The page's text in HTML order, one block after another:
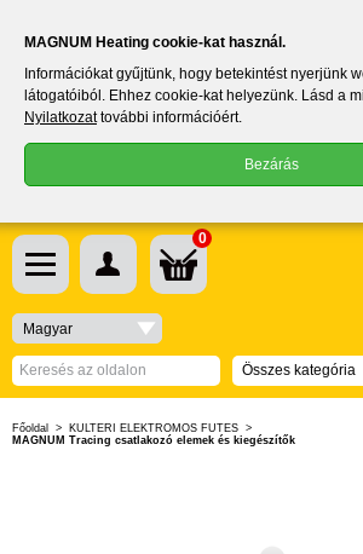
0
Összes kategória
Magyar
Főoldal > KÜLTÉRI ELEKTROMOS FŰTÉS >
MAGNUM Tracing csatlakozó elemek és kiegészítők
MAGNUM Heating cookie-kat használ.
Információkat gyűjtünk, hogy betekintést nyerjünk
látogatóiból. Ehhez cookie-kat helyezünk. Lásd a mi
Nyilatkozattovábbi információért.
Bezárás